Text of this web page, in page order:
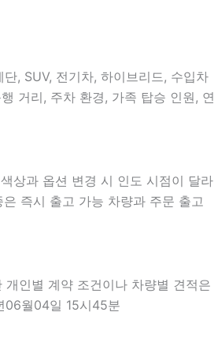
, SUV, 전기차, 하이브리드, 수입차
거리, 주차 환경, 가족 탑승 인원, 연
상과 옵션 변경 시 인도 시점이 달라
즉시 출고 가능 차량과 주문 출고
인별 계약 조건이나 차량별 견적은
06월04일 15시45분